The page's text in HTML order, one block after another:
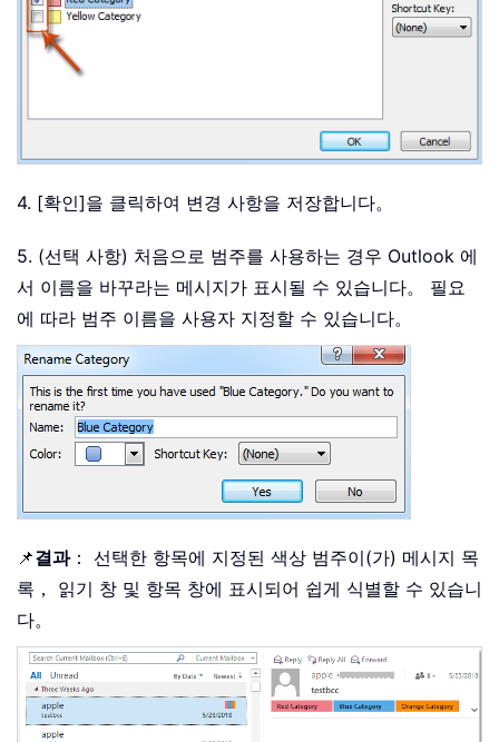
4. [확인]을 클릭하여 변경 사항을 저장합니다。
5. (선택 사항) 처음으로 범주를 사용하는 경우 Outlook 에
서 이름을 바꾸라는 메시지가 표시될 수 있습니다。 필요
에 따라 범주 이름을 사용자 지정할 수 있습니다。
📌결과： 선택한 항목에 지정된 색상 범주이(가) 메시지 목
록， 읽기 창 및 항목 창에 표시되어 쉽게 식별할 수 있습니
다。